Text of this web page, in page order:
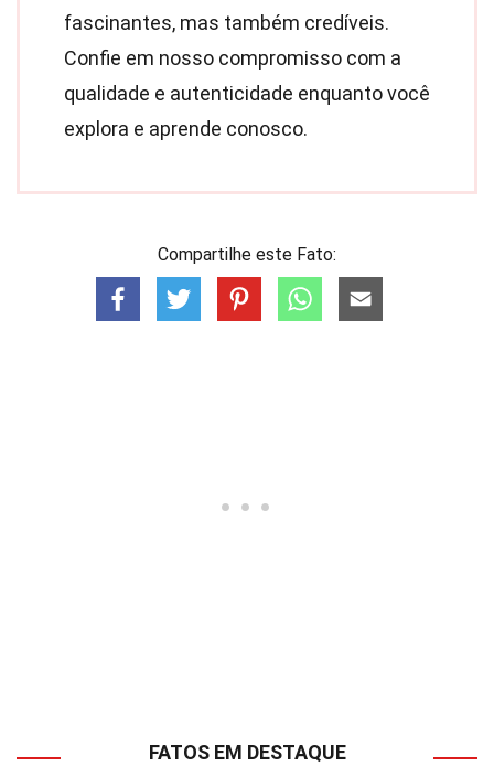
fascinantes, mas também credíveis.
Confie em nosso compromisso com a
qualidade e autenticidade enquanto você
explora e aprende conosco.
Compartilhe este Fato:
FATOS EM DESTAQUE